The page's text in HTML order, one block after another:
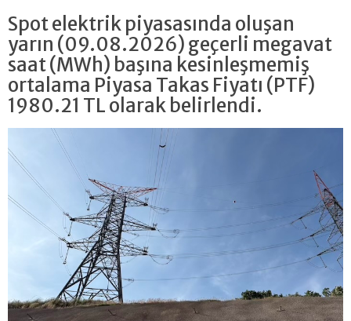
Spot elektrik piyasasında oluşan
yarın (09.08.2026) geçerli megavat
saat (MWh) başına kesinleşmemiş
ortalama Piyasa Takas Fiyatı (PTF)
1980.21 TL olarak belirlendi.